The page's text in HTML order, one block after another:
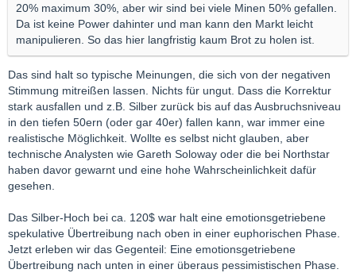
20% maximum 30%, aber wir sind bei viele Minen 50% gefallen.
Da ist keine Power dahinter und man kann den Markt leicht
manipulieren. So das hier langfristig kaum Brot zu holen ist.
Das sind halt so typische Meinungen, die sich von der negativen
Stimmung mitreißen lassen. Nichts für ungut. Dass die Korrektur
stark ausfallen und z.B. Silber zurück bis auf das Ausbruchsniveau
in den tiefen 50ern (oder gar 40er) fallen kann, war immer eine
realistische Möglichkeit. Wollte es selbst nicht glauben, aber
technische Analysten wie Gareth Soloway oder die bei Northstar
haben davor gewarnt und eine hohe Wahrscheinlichkeit dafür
gesehen.
Das Silber-Hoch bei ca. 120$ war halt eine emotionsgetriebene
spekulative Übertreibung nach oben in einer euphorischen Phase.
Jetzt erleben wir das Gegenteil: Eine emotionsgetriebene
Übertreibung nach unten in einer überaus pessimistischen Phase.